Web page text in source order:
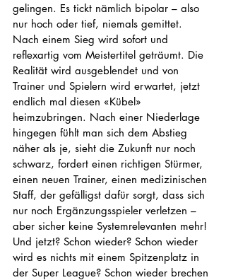
gelingen. Es tickt nämlich bipolar – also
nur hoch oder tief, niemals gemittet.
Nach einem Sieg wird sofort und
reflexartig vom Meistertitel geträumt. Die
Realität wird ausgeblendet und von
Trainer und Spielern wird erwartet, jetzt
endlich mal diesen «Kübel»
heimzubringen. Nach einer Niederlage
hingegen fühlt man sich dem Abstieg
näher als je, sieht die Zukunft nur noch
schwarz, fordert einen richtigen Stürmer,
einen neuen Trainer, einen medizinischen
Staff, der gefälligst dafür sorgt, dass sich
nur noch Ergänzungsspieler verletzen –
aber sicher keine Systemrelevanten mehr!
Und jetzt? Schon wieder? Schon wieder
wird es nichts mit einem Spitzenplatz in
der Super League? Schon wieder brechen